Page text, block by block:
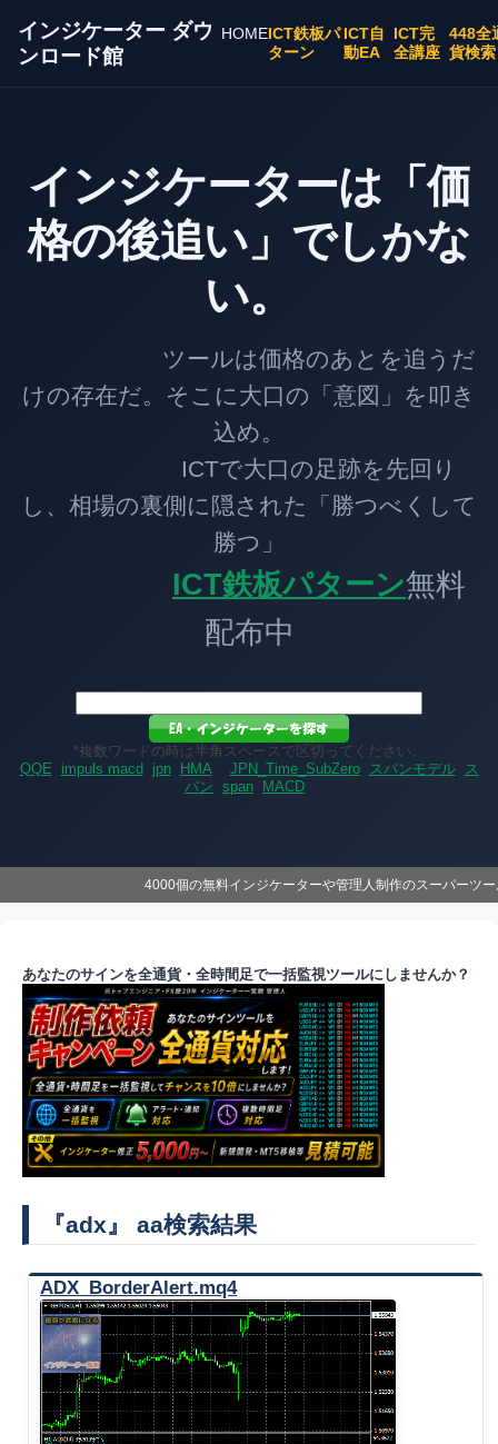
インジケーター ダウ
ンロード館
HOMEICT鉄板パ
ターン
ICT自
動EA
ICT完
全講座
448全
貨検索
インジケーターは「価
格の後追い」でしかな
い。
ツールは価格のあとを追うだ
けの存在だ。そこに大口の「意図」を叩き
込め。
ICTで大口の足跡を先回り
し、相場の裏側に隠された「勝つべくして
勝つ」
ICT鉄板パターン無料
配布中
*複数ワードの時は半角スペースで区切ってください。
QQE
impuls macd jpn HMA JPN_Time_SubZero スパンモデル
ス
パン span MACD
4000個の無料インジケーターや管理人制作のスーパーツ
あなたのサインを全通貨・全時間足で一括監視ツールにしませんか？
『adx』 aa検索結果
ADX_BorderAlert.mq4